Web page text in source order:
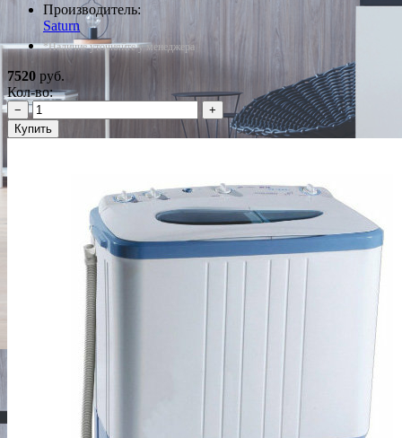
Производитель:
Saturn
*Наличие уточняйте у менеджера
7520 руб.
Кол-во:
−
+
Купить